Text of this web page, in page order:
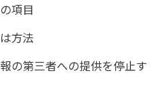
項目
方法
の第三者への提供を停止す